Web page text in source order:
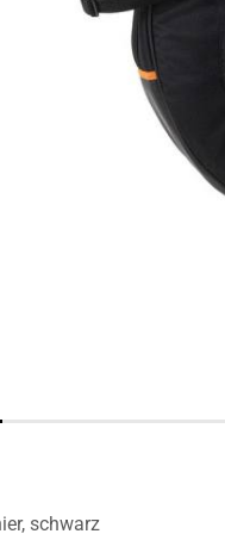
schwarz